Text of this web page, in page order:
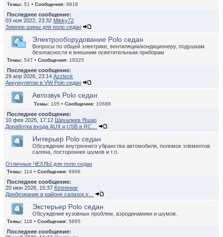
Темы: 51 • Сообщения: 9918
Последнее сообщение:
03 ноя 2022, 23:32 Mikky72
Зимние шины для поло седан
Электрооборудование Polo седан
Вопросы по общей электрике, вентиляции/кондиционеру, подушкам
безопасности и внешним осветительным приборам
Темы: 547 • Сообщения: 18325
Последнее сообщение:
29 апр 2026, 23:14 Azzteck
Аккумулятор в VW Polo седан
Автозвук Polo седан
Темы: 105 • Сообщения: 10688
Последнее сообщение:
10 фев 2025, 17:12 Шихалиев Яшар
Доработка входа AUX и USB в RC…
Интерьер Polo седан
Обсуждение внутреннего убранства автомобиля, поломок элементов
салона, посторонних шумов и т.п.
Отличные ЧЕХЛЫ для поло седан
Темы: 114 • Сообщения: 6996
Последнее сообщение:
20 июн 2026, 15:37 Kinstewar
Дребезжание в районе салазок к…
Экстерьер Polo седан
Обсуждение кузовных проблем, аэродинамики и шумов.
Темы: 116 • Сообщения: 5895
Последнее сообщение: